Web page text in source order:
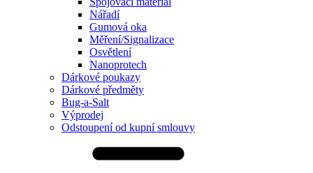
Nářadí
Gumová oka
Měření/Signalizace
Osvětlení
Nanoprotech
Dárkové poukazy
Dárkové předměty
Bug-a-Salt
Výprodej
Odstoupení od kupní smlouvy